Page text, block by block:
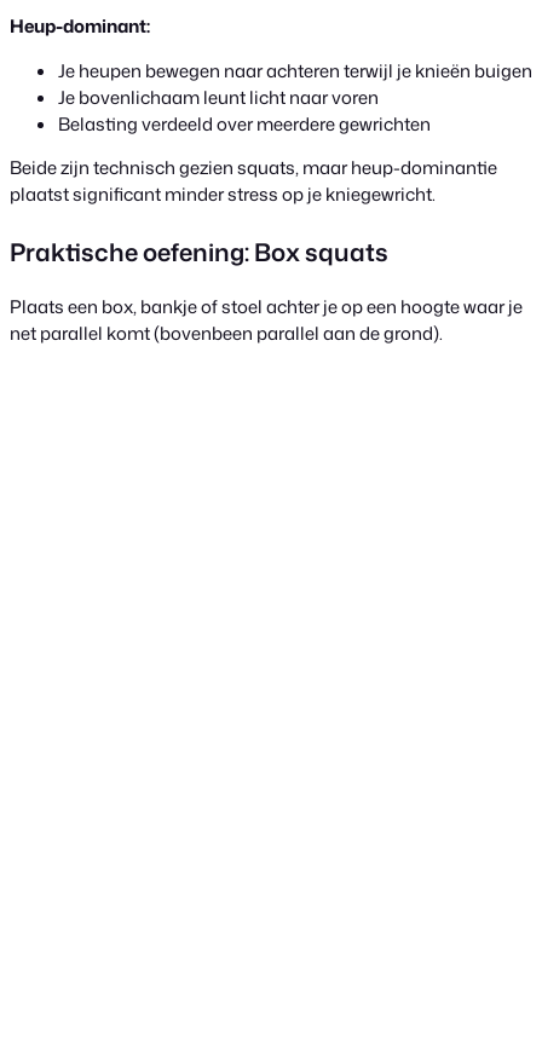
Heup-dominant:
Je heupen bewegen naar achteren terwijl je knieën buigen
Je bovenlichaam leunt licht naar voren
Belasting verdeeld over meerdere gewrichten
Beide zijn technisch gezien squats, maar heup-dominantie
plaatst significant minder stress op je kniegewricht.
Praktische oefening: Box squats
Plaats een box, bankje of stoel achter je op een hoogte waar je
net parallel komt (bovenbeen parallel aan de grond).